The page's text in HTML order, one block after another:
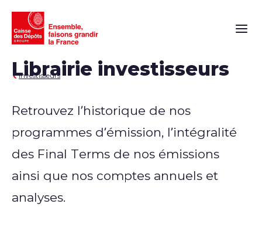
Investisseurs
Librairie investisseurs
Retrouvez l’historique de nos
programmes d’émission, l’intégralité
des Final Terms de nos émissions
ainsi que nos comptes annuels et
analyses.